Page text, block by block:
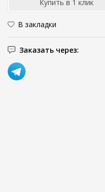
В закладки
Заказать через: